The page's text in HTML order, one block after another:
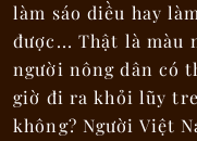
làm sáo diều hay
được... Thật là
người nông dân có
giờ đi ra khỏi lũy
không? Người Việt